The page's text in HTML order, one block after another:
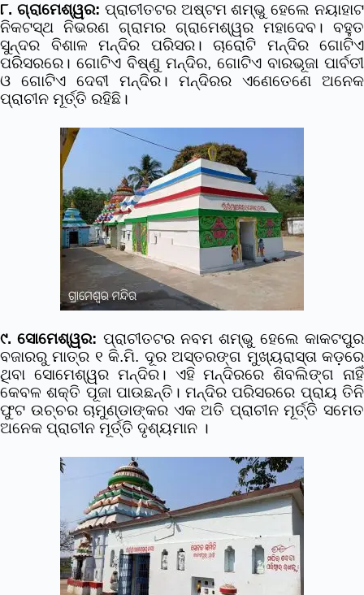
୮. ଗ୍ରାମେଶ୍ୱର: ପ୍ରାଚୀତଟର ଅଷ୍ଟମ ଶମ୍ଭୁ ହେଲେ ନୟାହାଟ
ନିକଟସ୍ଥ ନିଭରଣ ଗ୍ରାମର ଗ୍ରାମେଶ୍ୱର ମହାଦେବ। ବହୁତ
ସୁନ୍ଦର ବିଶାଳ ମନ୍ଦିର ପରିସର। ଚାରୋଟି ମନ୍ଦିର ଗୋଟିଏ
ପରିସରରେ। ଗୋଟିଏ ବିଷ୍ଣୁ ମନ୍ଦିର, ଗୋଟିଏ ବାରଭୂଜା ପାର୍ବତୀ
ଓ ଗୋଟିଏ ଦେବୀ ମନ୍ଦିର। ମନ୍ଦିରର ଏଣେତେଣେ ଅନେକ
ପ୍ରାଚୀନ ମୂର୍ତ୍ତି ରହିଛି।
୯. ସୋମେଶ୍ୱର: ପ୍ରାଚୀତଟର ନବମ ଶମ୍ଭୁ ହେଲେ କାକଟପୁର
ବଜାରରୁ ମାତ୍ର ୧ କି.ମି. ଦୂର ଅସ୍ତରଙ୍ଗ ମୁଖ୍ୟରାସ୍ତା କଡ଼ରେ
ଥିବା ସୋମେଶ୍ୱର ମନ୍ଦିର। ଏହି ମନ୍ଦିରରେ ଶିବଲିଙ୍ଗ ନାହିଁ
କେବଳ ଶକ୍ତି ପୂଜା ପାଉଛନ୍ତି। ମନ୍ଦିର ପରିସରରେ ପ୍ରାୟ ତିନି
ଫୁଟ ଉଚ୍ଚର ଚାମୁଣ୍ଡାଙ୍କର ଏକ ଅତି ପ୍ରାଚୀନ ମୂର୍ତ୍ତି ସମେତ
ଅନେକ ପ୍ରାଚୀନ ମୂର୍ତ୍ତି ଦୃଶ୍ୟମାନ ।